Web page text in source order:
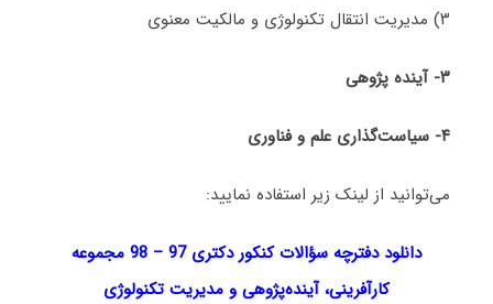
۳) مدیریت انتقال تکنولوژی و مالکیت معنوی
۳- آینده پژوهی
۴- سیاست‌گذاری علم و فناوری
می‌توانید از لینک زیر استفاده نمایید:
دانلود دفترچه سؤالات کنکور دکتری 97 – 98 مجموعه
کارآفرینی، آینده‌پژوهی و مدیریت تکنولوژی